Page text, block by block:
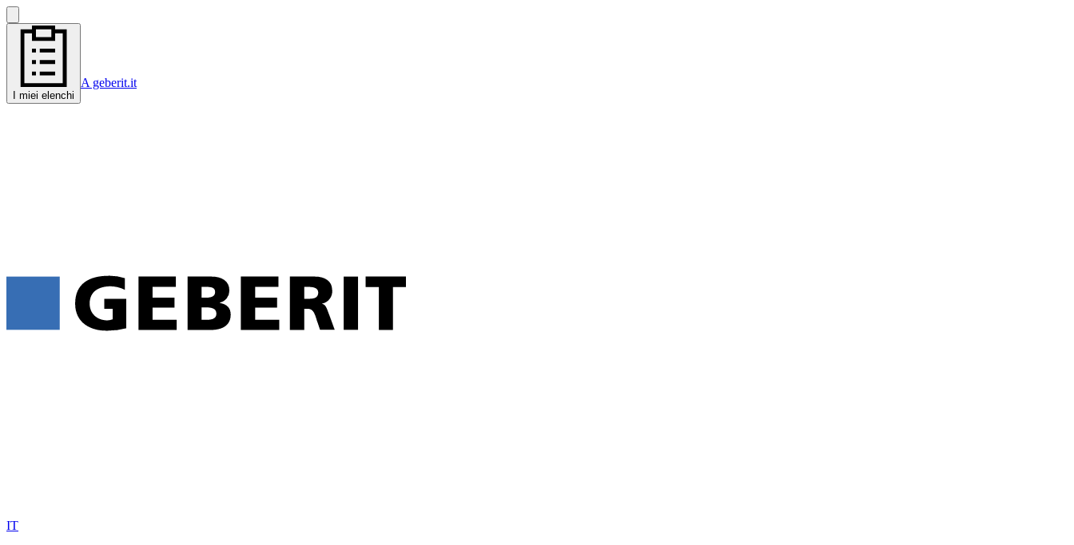
I miei elenchi
A geberit.it
IT